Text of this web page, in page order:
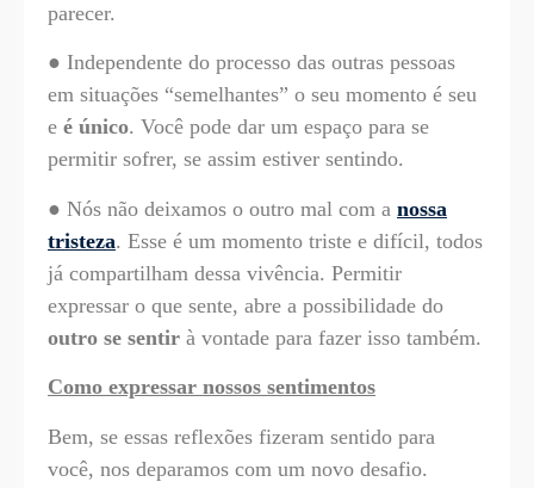
parecer.
● Independente do processo das outras pessoas
em situações “semelhantes” o seu momento é seu
e é único. Você pode dar um espaço para se
permitir sofrer, se assim estiver sentindo.
● Nós não deixamos o outro mal com a nossa
tristeza. Esse é um momento triste e difícil, todos
já compartilham dessa vivência. Permitir
expressar o que sente, abre a possibilidade do
outro se sentir à vontade para fazer isso também.
Como expressar nossos sentimentos
Bem, se essas reflexões fizeram sentido para
você, nos deparamos com um novo desafio.